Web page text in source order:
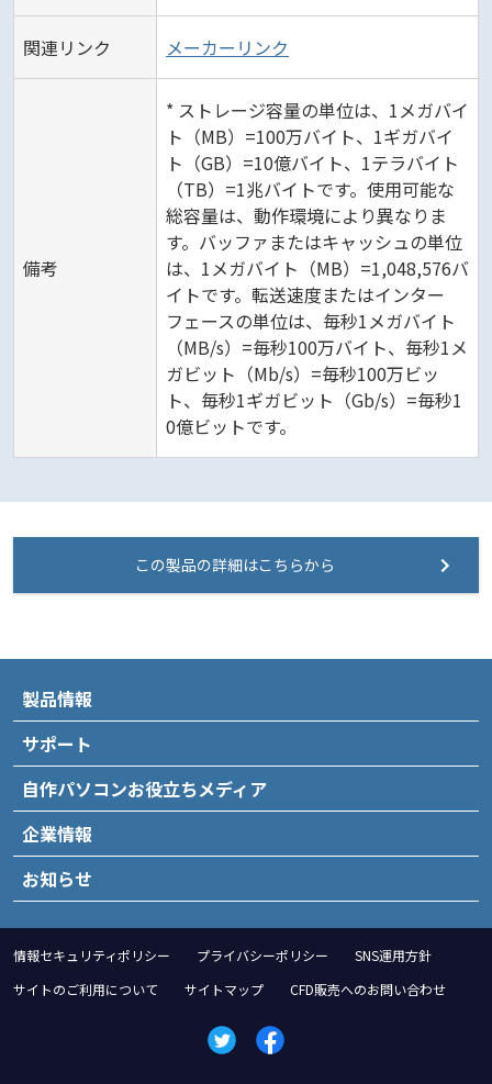
関連リンク メーカーリンク
備考
* ストレージ容量の単位は、1メガバイ
ト（MB）=100万バイト、1ギガバイ
ト（GB）=10億バイト、1テラバイト
（TB）=1兆バイトです。使用可能な
総容量は、動作環境により異なりま
す。バッファまたはキャッシュの単位
は、1メガバイト（MB）=1,048,576バ
イトです。転送速度またはインター
フェースの単位は、毎秒1メガバイト
（MB/s）=毎秒100万バイト、毎秒1メ
ガビット（Mb/s）=毎秒100万ビッ
ト、毎秒1ギガビット（Gb/s）=毎秒1
0億ビットです。
この製品の詳細はこちらから
製品情報
サポート
自作パソコンお役立ちメディア
企業情報
お知らせ
情報セキュリティポリシー プライバシーポリシー
SNS運用方針
サイトのご利用について
サイトマップ CFD販売へのお問い合わせ